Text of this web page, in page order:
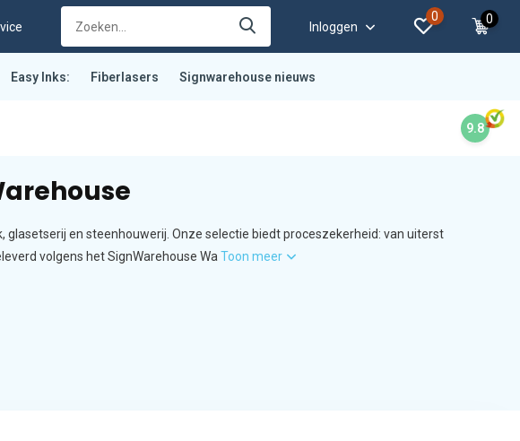
Inloggen
0 0
Easy Inks: Fiberlasers Signwarehouse nieuws
9.8
en steenhouwerij. Onze selectie biedt proceszekerheid: van uiterst
volgens het SignWarehouse Wa Toon meer